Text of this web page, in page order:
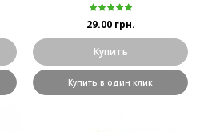
29.00 грн.
Купить
Купить в один клик